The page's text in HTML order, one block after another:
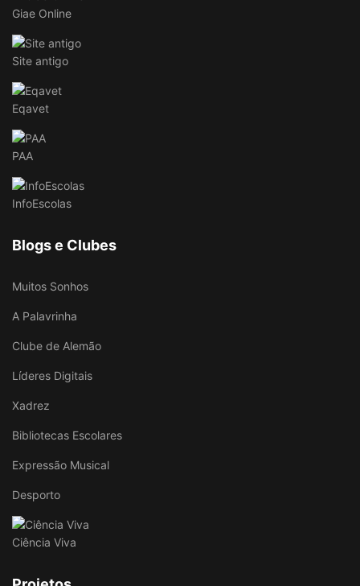
Giae Online
Site antigo
Eqavet
PAA
InfoEscolas
Blogs e Clubes
Muitos Sonhos
A Palavrinha
Clube de Alemão
Líderes Digitais
Xadrez
Bibliotecas Escolares
Expressão Musical
Desporto
Ciência Viva